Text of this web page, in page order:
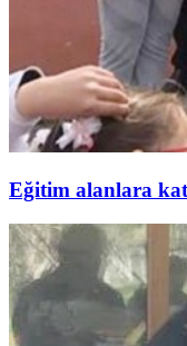
Eğitim alanlara